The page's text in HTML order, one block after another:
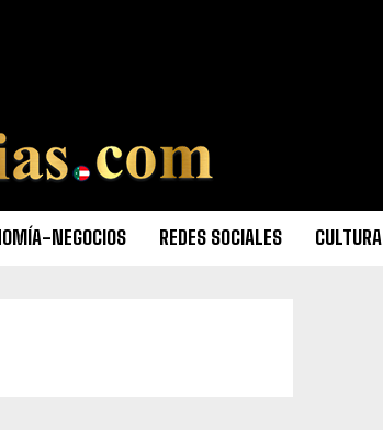
NEGOCIOS REDES SOCIALES CULTURA